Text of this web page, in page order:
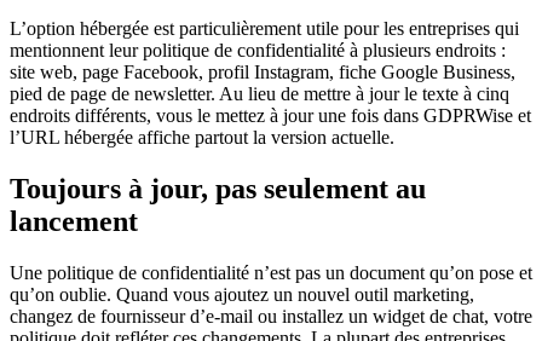
L’option hébergée est particulièrement utile pour les entreprises qui
mentionnent leur politique de confidentialité à plusieurs endroits :
site web, page Facebook, profil Instagram, fiche Google Business,
pied de page de newsletter. Au lieu de mettre à jour le texte à cinq
endroits différents, vous le mettez à jour une fois dans GDPRWise et
l’URL hébergée affiche partout la version actuelle.
Toujours à jour, pas seulement au
lancement
Une politique de confidentialité n’est pas un document qu’on pose et
qu’on oublie. Quand vous ajoutez un nouvel outil marketing,
changez de fournisseur d’e-mail ou installez un widget de chat, votre